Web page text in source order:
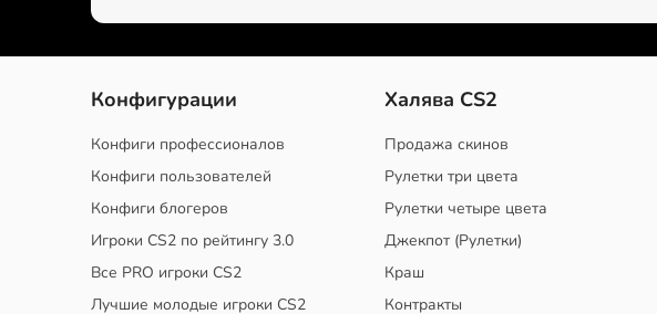
Конфигурации
Конфиги профессионалов
Конфиги пользователей
Конфиги блогеров
Игроки CS2 по рейтингу 3.0
Все PRO игроки CS2
Лучшие молодые игроки CS2
Халява CS2
Продажа скинов
Рулетки три цвета
Рулетки четыре цвета
Джекпот (Рулетки)
Краш
Контракты